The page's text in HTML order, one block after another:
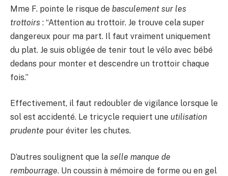
Mme F. pointe le risque de basculement sur les
trottoirs : “Attention au trottoir. Je trouve cela super
dangereux pour ma part. Il faut vraiment uniquement
du plat. Je suis obligée de tenir tout le vélo avec bébé
dedans pour monter et descendre un trottoir chaque
fois.”
Effectivement, il faut redoubler de vigilance lorsque le
sol est accidenté. Le tricycle requiert une utilisation
prudente pour éviter les chutes.
D’autres soulignent que la selle manque de
rembourrage. Un coussin à mémoire de forme ou en gel